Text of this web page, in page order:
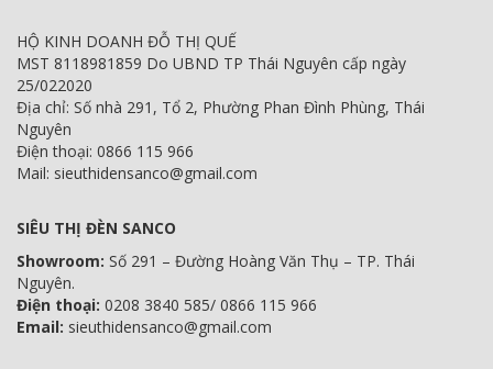
HỘ KINH DOANH ĐỖ THỊ QUẾ
MST 8118981859 Do UBND TP Thái Nguyên cấp ngày
25/022020
Địa chỉ: Số nhà 291, Tổ 2, Phường Phan Đình Phùng, Thái
Nguyên
Điện thoại: 0866 115 966
Mail: sieuthidensanco@gmail.com
SIÊU THỊ ĐÈN SANCO
Showroom: Số 291 – Đường Hoàng Văn Thụ – TP. Thái
Nguyên.
Điện thoại: 0208 3840 585/ 0866 115 966
Email: sieuthidensanco@gmail.com